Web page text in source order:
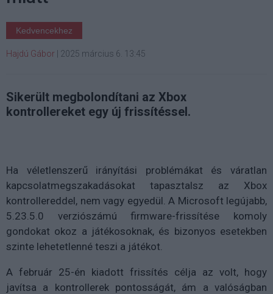
Kedvencekhez
Hajdú Gábor 2025 március 6. 13:45
Sikerült megbolondítani az Xbox
kontrollereket egy új frissítéssel.
Ha véletlenszerű irányítási problémákat és váratlan
kapcsolatmegszakadásokat tapasztalsz az Xbox
kontrollereddel, nem vagy egyedül. A Microsoft legújabb,
5.23.5.0 verziószámú firmware-frissítése komoly
gondokat okoz a játékosoknak, és bizonyos esetekben
szinte lehetetlenné teszi a játékot.
A február 25-én kiadott frissítés célja az volt, hogy
javítsa a kontrollerek pontosságát, ám a valóságban